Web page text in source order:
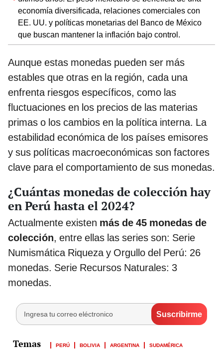
economía diversificada, relaciones comerciales con
EE. UU. y políticas monetarias del Banco de México
que buscan mantener la inflación bajo control.
Aunque estas monedas pueden ser más
estables que otras en la región, cada una
enfrenta riesgos específicos, como las
fluctuaciones en los precios de las materias
primas o los cambios en la política interna. La
estabilidad económica de los países emisores
y sus políticas macroeconómicas son factores
clave para el comportamiento de sus monedas.
¿Cuántas monedas de colección hay
en Perú hasta el 2024?
Actualmente existen más de 45 monedas de
colección, entre ellas las series son: Serie
Numismática Riqueza y Orgullo del Perú: 26
monedas. Serie Recursos Naturales: 3
monedas.
PERÚ BOLIVIA ARGENTINA SUDAMÉRICA